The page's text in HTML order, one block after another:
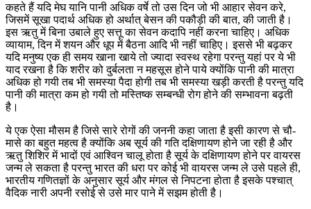
कहते हैं यदि मेघ यानि पानी अधिक वर्षे तो उस दिन जो भी आहार सेवन करे,
जिसमें सूखा पदार्थ अधिक हो अर्थात् बेसन की पकौड़ी की बात, की जाती है।
इस ऋतु में बिना उबाले हुए सत्तू का सेवन कदापि नहीं करना चाहिए। अधिक
व्यायाम, दिन में शयन और धूप में बैठना आदि भी नहीं चाहिए। इससे भी बढ़कर
यदि मनुष्य एक ही समय खाना खाये तो ज्यादा स्वस्थ रहेगा परन्तु यहां पर ये भी
याद रखना है कि शरीर को दुर्बलता न महसूस होने पाये क्योंकि पानी की मात्रा
अधिक हो गयी तब भी समस्या पैदा होगी तब भी समस्या खड़ी करती है परन्तु यदि
पानी की मात्रा कम हो गयी तो मस्तिष्क सम्बन्धी रोग होने की सम्भावना बढ़ती
है।
ये एक ऐसा मौसम है जिसे सारे रोगों की जननी कहा जाता है इसी कारण से चौ-
मासे का बहुत महत्व है क्योंकि अब सूर्य की गति दक्षिणायण होने जा रही है और
ऋतु शिशिर में भादों एवं आश्विन चालू होता है सूर्य के दक्षिणायण होने पर वायरस
जन्म ले सकता है परन्तु भारत की धरा पर कोई भी वायरस जन्म ले उसे पहले ही,
भारतीय गणितज्ञों के अनुसार सूर्य और मंगल से निपटना होता है इसके पश्चात्
वैदिक नारी अपनी रसोई से उसे मार पाने में सझम होती है।